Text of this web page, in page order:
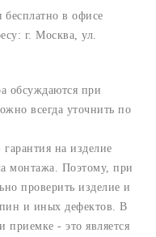
в офисе
г. Москва, ул.
обсуждаются при
всегда уточнить по
на изделие
монтажа. Поэтому, при
проверить изделие и
и иных дефектов. В
приемке - это является